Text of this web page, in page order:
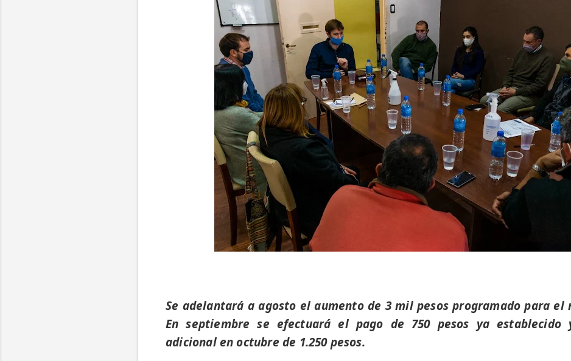
Se adelantará a agosto el aumento de 3 mil pesos programado para el
En septiembre se efectuará el pago de 750 pesos ya establecido
adicional en octubre de 1.250 pesos.